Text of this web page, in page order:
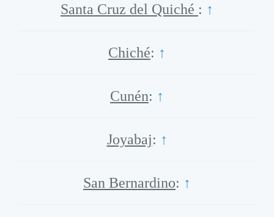
Santa Cruz del Quiché : ↑
Chiché: ↑
Cunén: ↑
Joyabaj: ↑
San Bernardino: ↑